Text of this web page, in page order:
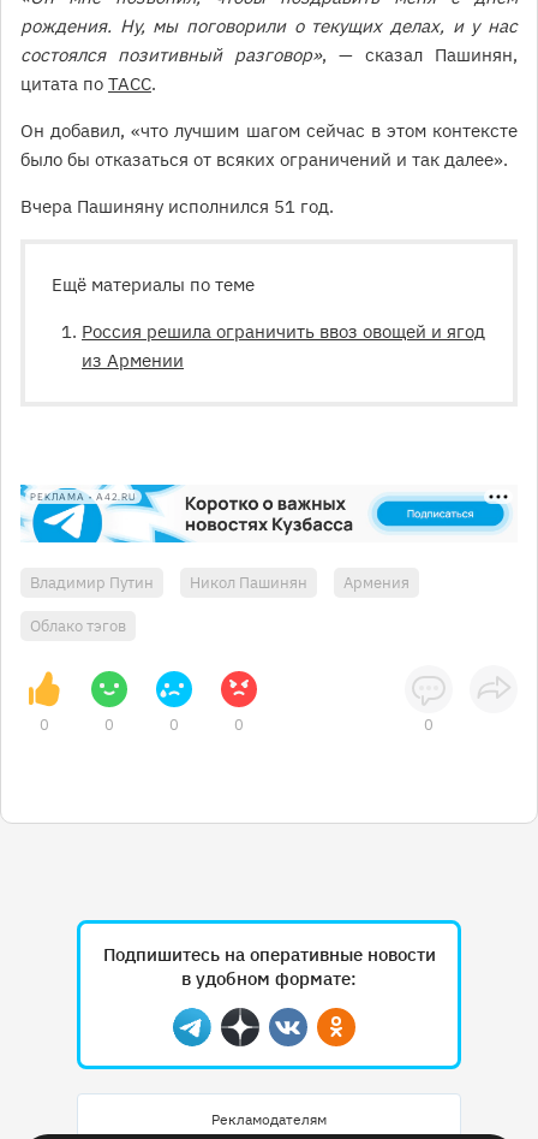
рождения. Ну, мы поговорили о текущих делах, и у нас
состоялся позитивный разговор», — сказал Пашинян,
цитата по ТАСС.
Он добавил, «что лучшим шагом сейчас в этом контексте
было бы отказаться от всяких ограничений и так далее».
Вчера Пашиняну исполнился 51 год.
Ещё материалы по теме
Россия решила ограничить ввоз овощей и ягод
из Армении
РЕКЛАМА • A42.RU
Владимир Путин Никол Пашинян Армения
Облако тэгов
0 0 0 0 0
Подпишитесь на оперативные новости
в удобном формате:
Telegram
ДзенВконтактеОдноклассники
Рекламодателям